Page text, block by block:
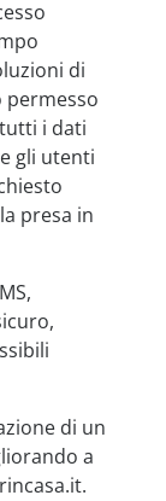
di
permesso
i dati
gli utenti
presa in
di un
a